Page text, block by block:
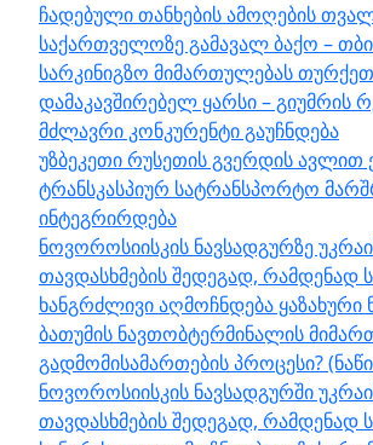
ჩადებული თანხების ამოღების
საქართველოზე გამავალ ბაქო –
სარკინიგზო მიმართულებას
დამაკავშირებელ ყარსი – გიუმრის
მძლავრი კონკურენტი გაუჩნდება
უზბეკეთი რუსეთის გვერდის ავლით
ტრანსკასპიურ სატრანსპორტო
ინტეგრირდება
ნოვოროსიისკის ნავსადგურზე
თავდასხმების შედეგად, რამდენად
ხანგრძლივი აღმოჩნდება
ბათუმის ნავთობტერმინალის
გადმომისამართების პროცესი?
ნოვოროსიისკის ნავსადგურში
თავდასხმების შედეგად, რამდენად